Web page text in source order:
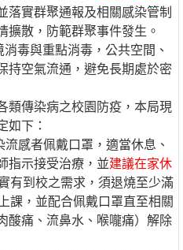
落實群聚通報及相關感染管制
擴散，防範群聚事件發生。
毒與重點消毒，公共空間、
持空氣流通，避免長期處於密
類傳染病之校園防疫，本局現
如下：
流感者佩戴口罩，適當休息、
指示接受治療，並建議在家休
有到校之需求，須退燒至少滿
課，並配合佩戴口罩直至相關
酸痛、流鼻水、喉嚨痛）解除